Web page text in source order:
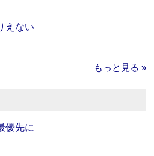
えない
もっと見る »
優先に